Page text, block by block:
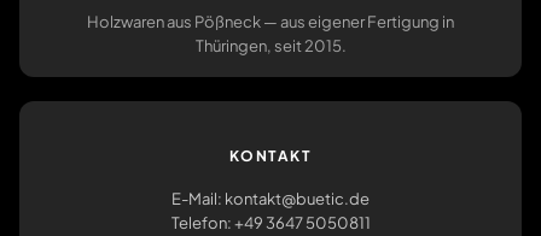
Holzwaren aus Pößneck — aus eigener Fertigung in
Thüringen, seit 2015.
KONTAKT
E-Mail: kontakt@buetic.de
Telefon: +49 3647 5050811